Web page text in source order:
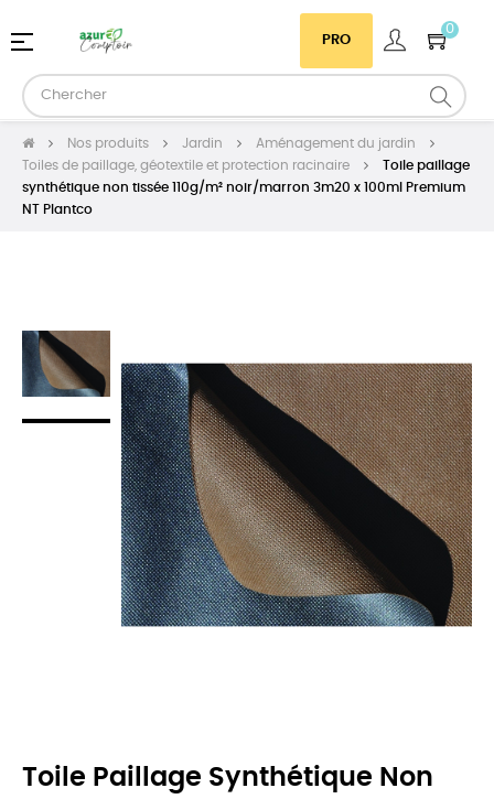
PRO
0
Basculer
navigation
☰
Nos produits Jardin
Aménagement du jardin
Toiles de paillage, géotextile et protection racinaire
Toile paillage
synthétique non tissée 110g/m² noir/marron 3m20 x 100ml Premium
NT Plantco
Toile Paillage Synthétique Non